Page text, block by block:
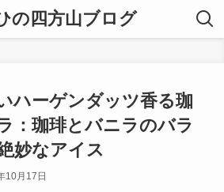
の四方山ブログ
ハーゲンダッツ香る珈
：珈琲とバニラのバラ
妙なアイス
10月17日